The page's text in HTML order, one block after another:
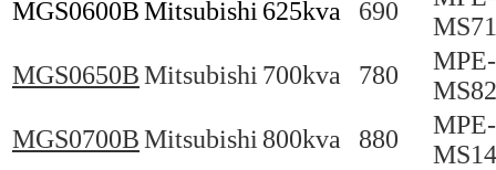
MGS0600BMitsubishi 625kva 690
MGS0650BMitsubishi 700kva 780
MPE-
MGS0700BMitsubishi 800kva 880
MPE-